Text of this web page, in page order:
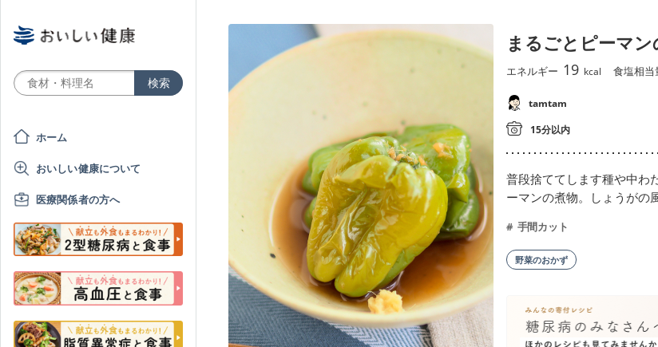
ホーム
おいしい健康について
医療関係者の方へ
まるごとピーマ
エネルギー 19 kcal 食塩相当
tamtam
15分以内
普段捨ててします種や中わ
ーマンの煮物。しょうがの
手間カット
野菜のおかず